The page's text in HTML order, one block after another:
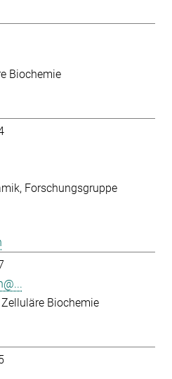
Biochemie
Forschungsgruppe
Biochemie